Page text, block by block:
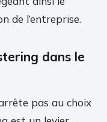
de l’entreprise.
dans le
pas au choix